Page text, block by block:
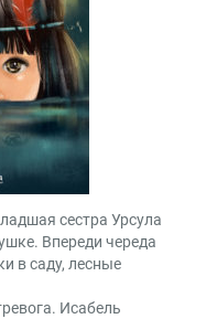
сестра Урсула
Впереди череда
в саду, лесные
Исабель